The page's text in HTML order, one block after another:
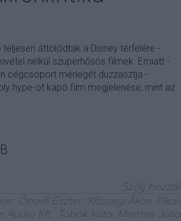
áttolódtak a Disney térfelére -
nélkül szuperhősös filmek. Emiatt -
cégcsoport mérlegét duzzasztja -
hype-ot kapó film megjelenése, mint az
Szólj hozzá!
Ónodi Eszter Kőszegi Ákos
Pikali
Audio Kft. Tabák Kata
Mentes Júlia